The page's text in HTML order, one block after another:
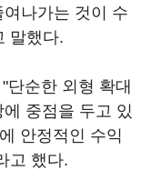
나가는 것이 수
말했다.
단순한 외형 확대
중점을 두고 있
안정적인 수익
고 했다.